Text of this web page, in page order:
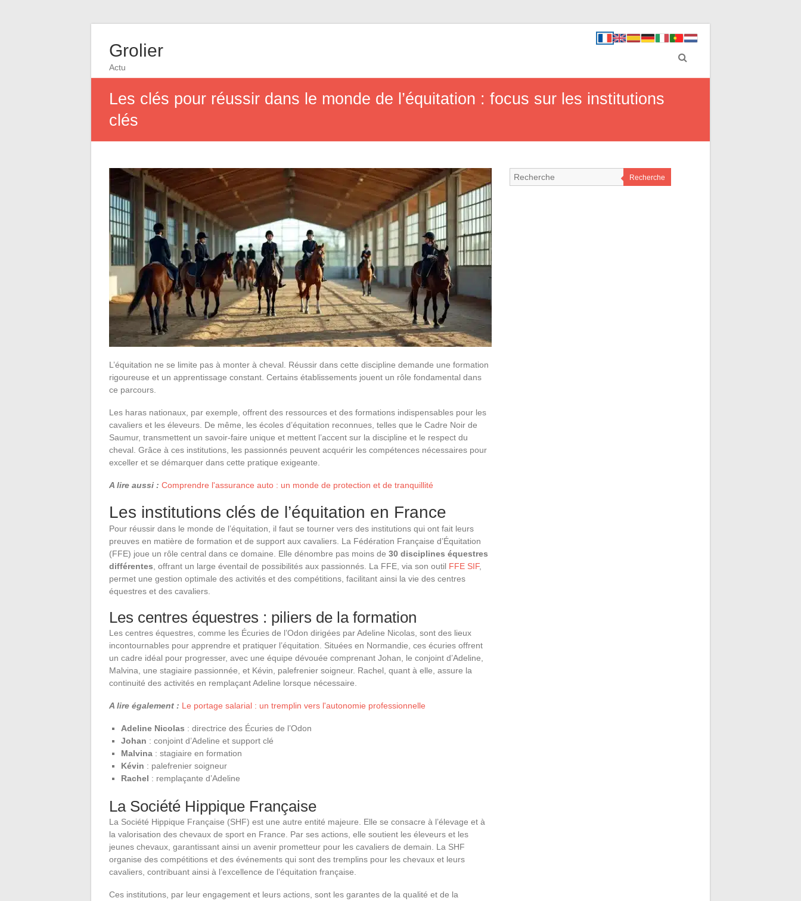
Grolier
Actu
Les clés pour réussir dans le monde de l’équitation : focus sur les institutions
clés
L’équitation ne se limite pas à monter à cheval. Réussir dans cette discipline demande une formation
rigoureuse et un apprentissage constant. Certains établissements jouent un rôle fondamental dans
ce parcours.
Les haras nationaux, par exemple, offrent des ressources et des formations indispensables pour les
cavaliers et les éleveurs. De même, les écoles d’équitation reconnues, telles que le Cadre Noir de
Saumur, transmettent un savoir-faire unique et mettent l’accent sur la discipline et le respect du
cheval. Grâce à ces institutions, les passionnés peuvent acquérir les compétences nécessaires pour
exceller et se démarquer dans cette pratique exigeante.
A lire aussi : Comprendre l'assurance auto : un monde de protection et de tranquillité
Les institutions clés de l’équitation en France
Pour réussir dans le monde de l’équitation, il faut se tourner vers des institutions qui ont fait leurs
preuves en matière de formation et de support aux cavaliers. La Fédération Française d’Équitation
(FFE) joue un rôle central dans ce domaine. Elle dénombre pas moins de 30 disciplines équestres
différentes , offrant un large éventail de possibilités aux passionnés. La FFE, via son outil FFE SIF,
permet une gestion optimale des activités et des compétitions, facilitant ainsi la vie des centres
équestres et des cavaliers.
Les centres équestres : piliers de la formation
Les centres équestres, comme les Écuries de l’Odon dirigées par Adeline Nicolas, sont des lieux
incontournables pour apprendre et pratiquer l’équitation. Situées en Normandie, ces écuries offrent
un cadre idéal pour progresser, avec une équipe dévouée comprenant Johan, le conjoint d’Adeline,
Malvina, une stagiaire passionnée, et Kévin, palefrenier soigneur. Rachel, quant à elle, assure la
continuité des activités en remplaçant Adeline lorsque nécessaire.
A lire également : Le portage salarial : un tremplin vers l'autonomie professionnelle
Adeline Nicolas : directrice des Écuries de l’Odon
Johan : conjoint d’Adeline et support clé
Malvina : stagiaire en formation
Kévin : palefrenier soigneur
Rachel : remplaçante d’Adeline
La Société Hippique Française
La Société Hippique Française (SHF) est une autre entité majeure. Elle se consacre à l’élevage et à
la valorisation des chevaux de sport en France. Par ses actions, elle soutient les éleveurs et les
jeunes chevaux, garantissant ainsi un avenir prometteur pour les cavaliers de demain. La SHF
organise des compétitions et des événements qui sont des tremplins pour les chevaux et leurs
cavaliers, contribuant ainsi à l’excellence de l’équitation française.
Ces institutions, par leur engagement et leurs actions, sont les garantes de la qualité et de la
Recherche